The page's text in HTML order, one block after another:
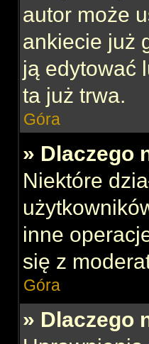
autor może
ankiecie już
ją edytować
ta już trwa.
Góra
» Dlaczego
Niektóre
inne
się z
Góra
» Dlaczego